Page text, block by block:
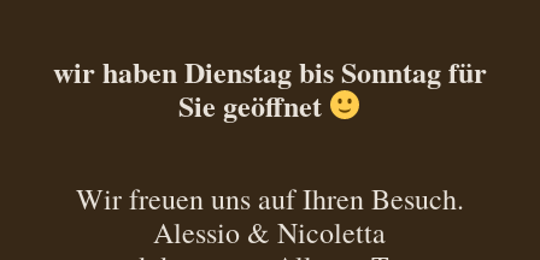
wir haben Dienstag bis Sonntag für
Sie geöffnet
Wir freuen uns auf Ihren Besuch.
Alessio & Nicoletta